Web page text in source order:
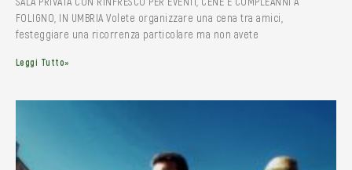
FOLIGNO, IN UMBRIA Volete organizzare una cena tra amici,
festeggiare una ricorrenza particolare ma non avete
Leggi Tutto»